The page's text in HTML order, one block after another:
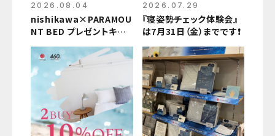
2026.08.04
nishikawa×PARAMOU
NT BED プレゼントキャ
ンペーン
2026.07.29
『寝姿勢チェック体験会』
は7月31日（金）までです❗️